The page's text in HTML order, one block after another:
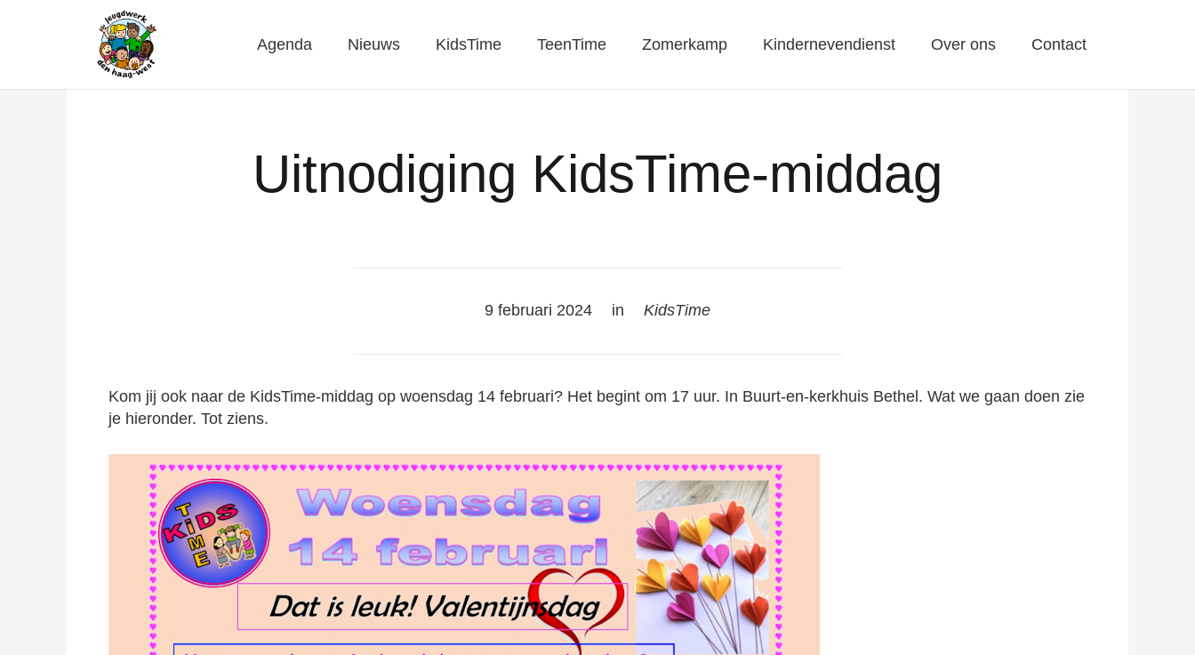
Agenda Nieuws KidsTime TeenTime Zomerkamp Kindernevendienst Over ons Contact
Uitnodiging KidsTime-middag
9 februari 2024 in KidsTime
Kom jij ook naar de KidsTime-middag op woensdag 14 februari? Het begint om 17 uur. In Buurt-en-kerkhuis Bethel. Wat we gaan doen zie
je hieronder. Tot ziens.